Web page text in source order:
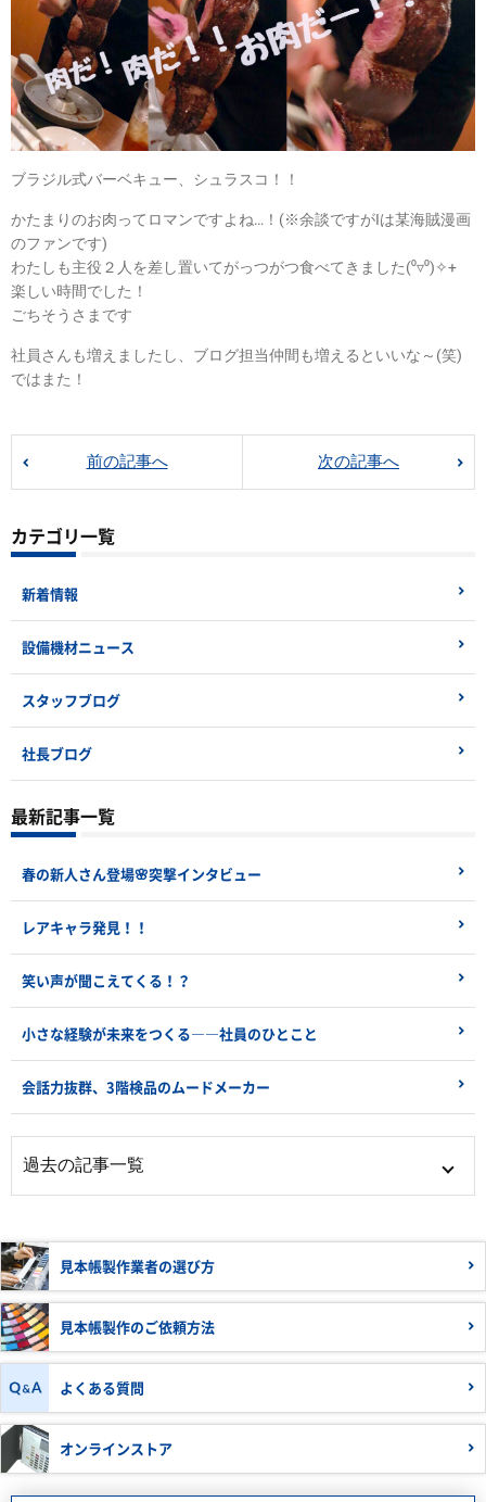
ブラジル式バーベキュー、シュラスコ！！
かたまりのお肉ってロマンですよね…！(※余談ですがIは某海賊漫画
のファンです)
わたしも主役２人を差し置いてがっつがつ食べてきました(⁰▿⁰)✧+
楽しい時間でした！
ごちそうさまです
社員さんも増えましたし、ブログ担当仲間も増えるといいな～(笑)
ではまた！
前の記事へ 次の記事へ
カテゴリ一覧
新着情報
設備機材ニュース
スタッフブログ
社長ブログ
最新記事一覧
春の新人さん登場🌸突撃インタビュー
レアキャラ発見！！
笑い声が聞こえてくる！？
小さな経験が未来をつくる――社員のひとこと
会話力抜群、3階検品のムードメーカー
見本帳製作業者の選び方
見本帳製作のご依頼方法
よくある質問
オンラインストア